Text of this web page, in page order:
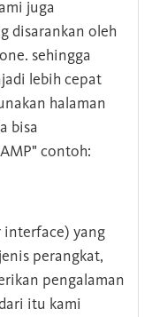
juga
disarankan oleh
sehingga
lebih cepat
halaman
bisa
contoh:
interface) yang
perangkat,
pengalaman
itu kami